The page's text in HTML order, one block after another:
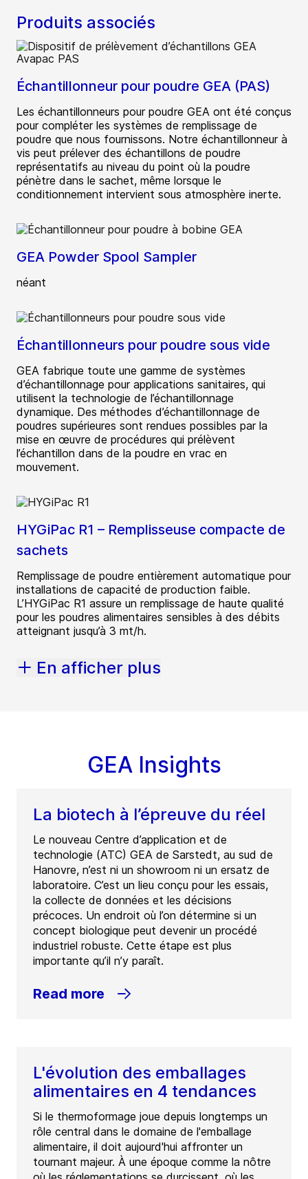
Produits associés
Échantillonneur pour poudre GEA (PAS)
Les échantillonneurs pour poudre GEA ont été conçus
pour compléter les systèmes de remplissage de
poudre que nous fournissons. Notre échantillonneur à
vis peut prélever des échantillons de poudre
représentatifs au niveau du point où la poudre
pénètre dans le sachet, même lorsque le
conditionnement intervient sous atmosphère inerte.
GEA Powder Spool Sampler
néant
Échantillonneurs pour poudre sous vide
GEA fabrique toute une gamme de systèmes
d’échantillonnage pour applications sanitaires, qui
utilisent la technologie de l’échantillonnage
dynamique. Des méthodes d’échantillonnage de
poudres supérieures sont rendues possibles par la
mise en œuvre de procédures qui prélèvent
l’échantillon dans de la poudre en vrac en
mouvement.
HYGiPac R1 – Remplisseuse compacte de
sachets
Remplissage de poudre entièrement automatique pour
installations de capacité de production faible.
L’HYGiPac R1 assure un remplissage de haute qualité
pour les poudres alimentaires sensibles à des débits
atteignant jusqu’à 3 mt/h.
En afficher plus
GEA Insights
La biotech à l’épreuve du réel
Le nouveau Centre d’application et de
technologie (ATC) GEA de Sarstedt, au sud de
Hanovre, n’est ni un showroom ni un ersatz de
laboratoire. C’est un lieu conçu pour les essais,
la collecte de données et les décisions
précoces. Un endroit où l’on détermine si un
concept biologique peut devenir un procédé
industriel robuste. Cette étape est plus
importante qu’il n’y paraît.
Read more
L'évolution des emballages
alimentaires en 4 tendances
Si le thermoformage joue depuis longtemps un
rôle central dans le domaine de l'emballage
alimentaire, il doit aujourd'hui affronter un
tournant majeur. À une époque comme la nôtre